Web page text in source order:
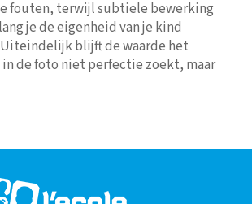
fouten, terwijl subtiele bewerking
je de eigenheid van je kind
blijft de waarde het
de foto niet perfectie zoekt, maar